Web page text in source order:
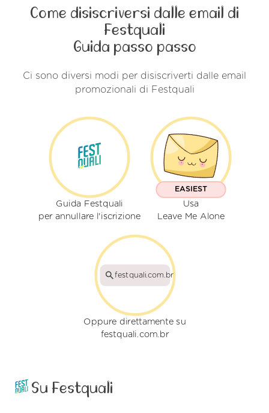
Come disiscriversi dalle email di
Festquali
Guida passo passo
Ci sono diversi modi per disiscriverti dalle email
promozionali di Festquali
Guida Festquali
per annullare l'iscrizione
EASIEST
Usa
Leave Me Alone
festquali.com.br
Oppure direttamente su
festquali.com.br
Su Festquali